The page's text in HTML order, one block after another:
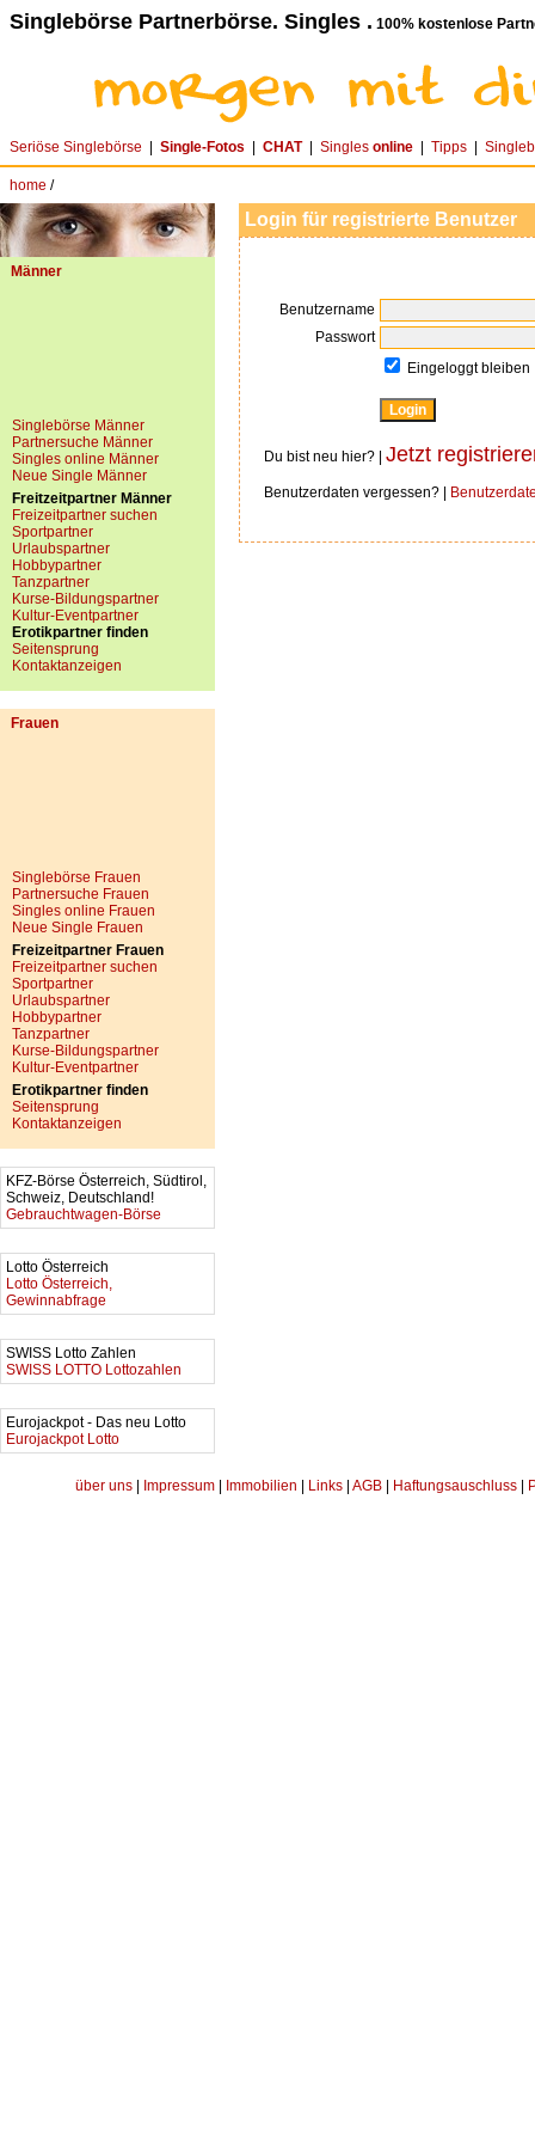
Singlebörse Partnerbörse. Singles . 100% kostenlose
Seriöse Singlebörse Single-Fotos CHAT| Singles online Tipps
home /
Männer
Singlebörse Männer
Partnersuche Männer
Singles online Männer
Neue Single Männer
Freitzeitpartner Männer
Freizeitpartner suchen
Sportpartner
Urlaubspartner
Hobbypartner
Tanzpartner
Kurse-Bildungspartner
Kultur-Eventpartner
Erotikpartner finden
Seitensprung
Kontaktanzeigen
Frauen
Singlebörse Frauen
Partnersuche Frauen
Singles online Frauen
Neue Single Frauen
Freizeitpartner Frauen
Freizeitpartner suchen
Sportpartner
Urlaubspartner
Hobbypartner
Tanzpartner
Kurse-Bildungspartner
Kultur-Eventpartner
Erotikpartner finden
Seitensprung
Kontaktanzeigen
KFZ-Börse Österreich, Südtirol,
Schweiz, Deutschland!
Gebrauchtwagen-Börse
Lotto Österreich
Lotto Österreich,
Gewinnabfrage
SWISS Lotto Zahlen
SWISS LOTTO Lottozahlen
Eurojackpot - Das neu Lotto
Eurojackpot Lotto
Login für registrierte Benutzer
Benutzername
Passwort
Eingeloggt bleiben
Du bist neu hier? | Jetzt
Benutzerdaten vergessen? |
über uns Impressum Immobilien Links AGB Haftungsauschluss